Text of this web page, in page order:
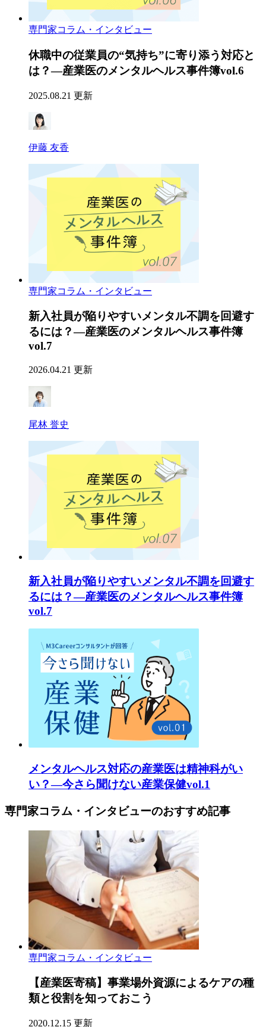
専門家コラム・インタビュー
休職中の従業員の“気持ち”に寄り添う対応と
は？―産業医のメンタルヘルス事件簿vol.6
2025.08.21 更新
伊藤 友香
専門家コラム・インタビュー
新入社員が陥りやすいメンタル不調を回避す
るには？―産業医のメンタルヘルス事件簿
vol.7
2026.04.21 更新
尾林 誉史
新入社員が陥りやすいメンタル不調を回避す
るには？―産業医のメンタルヘルス事件簿
vol.7
メンタルヘルス対応の産業医は精神科がい
い？―今さら聞けない産業保健vol.1
専門家コラム・インタビューのおすすめ記事
専門家コラム・インタビュー
【産業医寄稿】事業場外資源によるケアの種
類と役割を知っておこう
2020.12.15 更新